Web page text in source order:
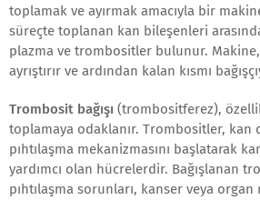
toplamak ve ayırmak amacıyla bir
süreçte toplanan kan bileşenleri
plazma ve trombositler bulunur.
ayrıştırır ve ardından kalan kısmı
Trombosit bağışı (trombositferez),
toplamaya odaklanır. Trombositler, kan
pıhtılaşma mekanizmasını başlatarak
yardımcı olan hücrelerdir. Bağışlanan
pıhtılaşma sorunları, kanser veya